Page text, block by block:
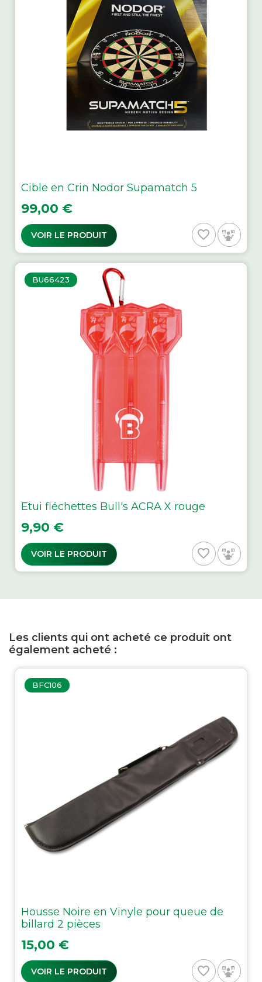
Cible en Crin Nodor Supamatch 5
Prix
99,00 €
VOIR LE PRODUIT favorite_border
BU66423
Etui fléchettes Bull's ACRA X rouge
Prix
9,90 €
VOIR LE PRODUIT favorite_border
Les clients qui ont acheté ce produit ont
également acheté :
BFC106
Housse Noire en Vinyle pour queue de
billard 2 pièces
Prix
15,00 €
VOIR LE PRODUIT favorite_border